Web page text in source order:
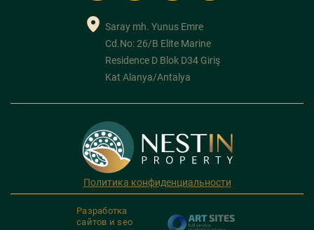
Saray mh. Yunus Emre
Cd.No: 26/B Elite Marine
Residence D Blok D34 Giriş
Kat Alanya/Antalya
Политика конфиденциальности
Разработка
сайтов и seo